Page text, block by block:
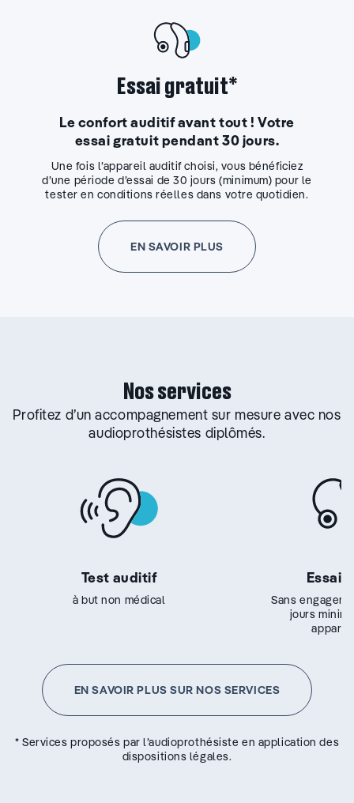
Essai gratuit*
Le confort auditif avant tout ! Votre
essai gratuit pendant 30 jours.
Une fois l’appareil auditif choisi, vous bénéficiez
d’une période d’essai de 30 jours (minimum) pour le
tester en conditions réelles dans votre quotidien.
EN SAVOIR PLUS
Nos services
Profitez d’un accompagnement sur mesure avec nos
audioprothésistes diplômés.
Test auditif
à but non médical
Essai
Sans
jours
EN SAVOIR PLUS SUR NOS SERVICES
* Services proposés par l’audioprothésiste en application des
dispositions légales.